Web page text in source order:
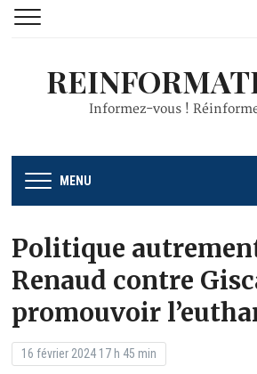
Informez-vous !
MENU
Politique
Renaud contre
promouvoir
16 février 2024 17 h 45 min